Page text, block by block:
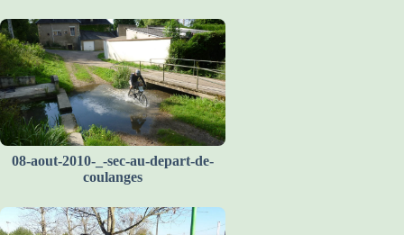
08-aout-2010-_-sec-au-depart-de-
coulanges